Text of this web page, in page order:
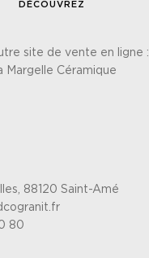
DÉCOUVREZ
site de vente en ligne :
Margelle Céramique
88120 Saint-Amé
80